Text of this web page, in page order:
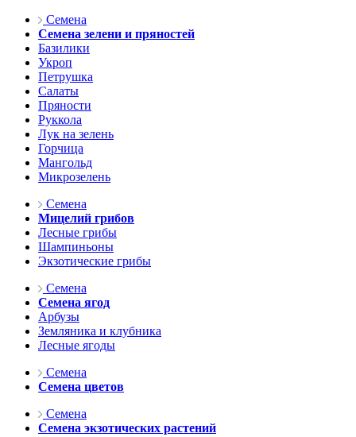
Семена
Семена зелени и пряностей
Базилики
Укроп
Петрушка
Салаты
Пряности
Руккола
Лук на зелень
Горчица
Мангольд
Микрозелень
Семена
Мицелий грибов
Лесные грибы
Шампиньоны
Экзотические грибы
Семена
Семена ягод
Арбузы
Земляника и клубника
Лесные ягоды
Семена
Семена цветов
Семена
Семена экзотических растений